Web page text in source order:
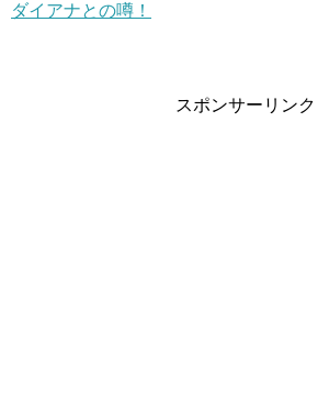
ダイアナとの噂！
スポンサーリンク